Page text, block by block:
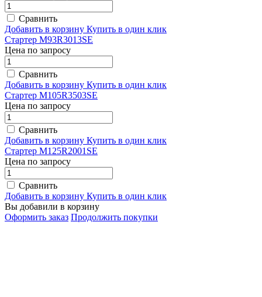
Сравнить
Добавить в корзину Купить в один клик
Стартер M93R3013SE
Цена по запросу
Сравнить
Добавить в корзину Купить в один клик
Стартер M105R3503SE
Цена по запросу
Сравнить
Добавить в корзину Купить в один клик
Стартер M125R2001SE
Цена по запросу
Сравнить
Добавить в корзину Купить в один клик
Вы добавили в корзину
Оформить заказ Продолжить покупки